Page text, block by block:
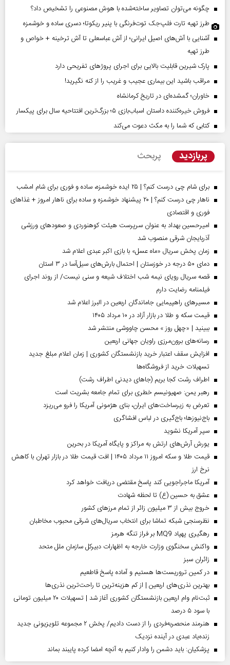
چگونه می‌توان تصاویر ساخته‌شده با هوش مصنوعی را تشخیص داد؟
طرز تهیه تارت فلپ‌جک توت‌فرنگی با پنیر ریکوتا؛ دسری ساده و خوشمزه
آشنایی با آش‌های اصیل ایرانی؛ از آش عباسعلی تا آش ترخینه + خواص و
طرز تهیه
پارک شیرین قابلیت‌ بالایی برای اجرای پروژهای تفریحی دارد
مراقب باشید این بیماری عجیب و غریب را از کنه نگیرید!
خاوران؛ گمشده‌ای در تاریخ کرمانشاه
فروش خیره‌کننده داستان اسباب‌بازی ۵؛ بزرگ‌ترین افتتاحیه سال برای پیکسار
کتابی که شما را به مکث دعوت می‌کند
پربازدید پربحث
برای شام چی درست کنم؟ | ۲۵ ایده خوشمزه، ساده و فوری برای شام امشب
ناهار چی درست کنم؟ | ۲۰ پیشنهاد خوشمزه و ساده برای ناهار امروز + غذاهای
فوری و اقتصادی
امیرحسین بهداد به عنوان سرپرست هیئت کوهنوردی و صعودهای ورزشی
آذربایجان شرقی منصوب شد
زمان پخش سریال «ماه عسل» با بازی اکبر عبدی اعلام شد
دمای ۵۰ درجه در خوزستان | احتمال بارش‌های سیل‌آسا در ۳ استان
قصه سریال رویای نیمه شب اختلاف شیعه و سنی نیست/ از روند اجرای
فیلمنامه رضایت دارم
مسیر‌های راهپیمایی جاماندگان اربعین در البرز اعلام شد
قیمت سکه و طلا در بازار آزاد در ۱۰ مرداد ۱۴۰۵
ببینید | «چهل روز » محسن چاووشی منتشر شد
رسانه‌های برون‌مرزی راویان جهانی اربعین
افزایش سقف اعتبار خرید بازنشستگان کشوری | زمان اعلام مبلغ جدید
تسهیلات خرید از فروشگاه‌ها
اطراف رشت کجا بریم (جاهای دیدنی اطراف رشت)
رهبر یمن: صهیونیسم خطری برای تمام جامعه بشریت است
تعرض به زیرساخت‌های ایران، بنای هژمونی آمریکا را فرو می‌ریزد
باج‌نیوزها؛ باج‌گیری در لباس افشاگری
سپر آمریکا نشوید
یورش آرش‌های ارتش به مراکز و پایگاه‌ آمریکا در بحرین
قیمت طلا و سکه امروز ۱۱ مرداد ۱۴۰۵ | افت قیمت طلا در بازار تهران با کاهش
نرخ ارز
آمریکا ماجراجویی کند پاسخ مقتضی دریافت خواهد کرد
عشق به حسین (ع) تا لحظه شهادت
خروج بیش از ۳ میلیون زائر از تمام مرز‌های کشور
نظرسنجی شبکه تماشا برای انتخاب سریال‌های شرقی محبوب مخاطبان
رهگیری پهپاد MQ9 بر فراز تنگه هرمز
واکنش سخنگوی وزارت خارجه به اظهارات دبیرکل سازمان ملل متحد
‌زائران سبز
در کمین تروریست‌ها هستیم و آماده پاسخ قاطعیم
بهترین نذری‌های اربعین | از کم هزینه‌ترین تا راحت‌ترین نذری‌ها
ثبت‌نام وام اربعین بازنشستگان کشوری آغاز شد | تسهیلات ۲۰ میلیون تومانی
با سود ۵ درصد
هنرمند منحصر‌به‌فردی را از دست دادیم/ پخش ۲ مجموعه تلویزیونی جدید
زنده‌یاد عبدی در آینده نزدیک
پزشکیان: باید دشمن را وادار کنیم به آنچه امضا کرده پایبند بماند